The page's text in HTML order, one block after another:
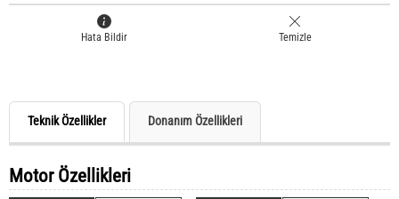
Hata Bildir Temizle
Teknik Özellikler Donanım Özellikleri
Motor Özellikleri